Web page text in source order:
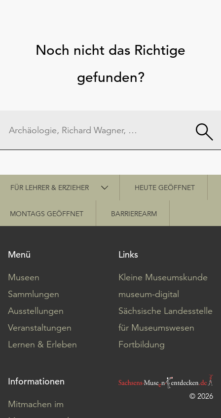
Noch nicht das Richtige
gefunden?
Schnellzugriff
FÜR LEHRER & ERZIEHER HEUTE GEÖFFNET
MONTAGS GEÖFFNET BARRIEREARM
Menü
Museen
Sammlungen
Ausstellungen
Veranstaltungen
Lernen & Erleben
Links
Kleine Museumskunde
museum-digital
Sächsische Landesstelle
für Museumswesen
Fortbildung
Informationen
Mitmachen im
© 2026